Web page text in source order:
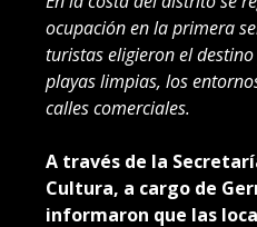
ocupación en la primera
turistas eligieron el
playas limpias, los
calles comerciales.
A través de la
Cultura, a cargo de
informaron que las